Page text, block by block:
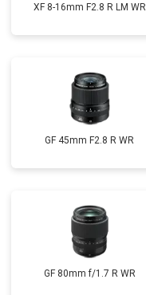
XF 8-16mm F2.8 R LM WR
GF 45mm F2.8 R WR
GF 80mm f/1.7 R WR